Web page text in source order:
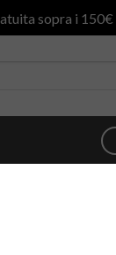
sopra i 150€